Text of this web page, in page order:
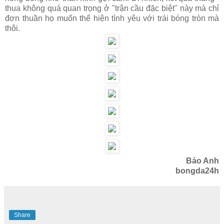
thua không quá quan trọng ở "trận cầu đặc biệt" này mà chỉ
đơn thuần họ muốn thể hiện tình yêu với trái bóng tròn mà
thôi.
Bảo Anh
bongda24h
Share